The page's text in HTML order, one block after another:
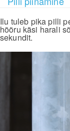
Ilu tuleb pika pilli
hõõru käsi harali
sekundit.